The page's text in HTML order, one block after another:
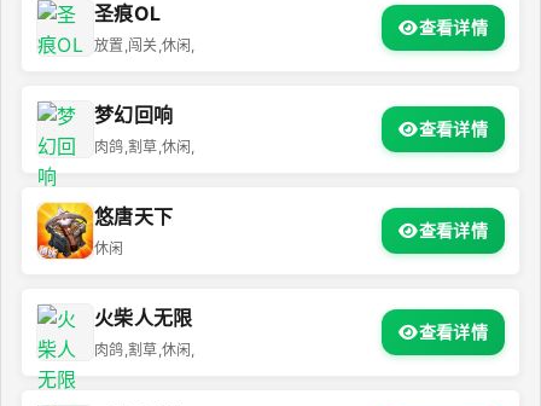
圣痕OL
放置,闯关,休闲,
查看详情
梦幻回响
肉鸽,割草,休闲,
查看详情
悠唐天下
休闲
查看详情
火柴人无限
肉鸽,割草,休闲,
查看详情